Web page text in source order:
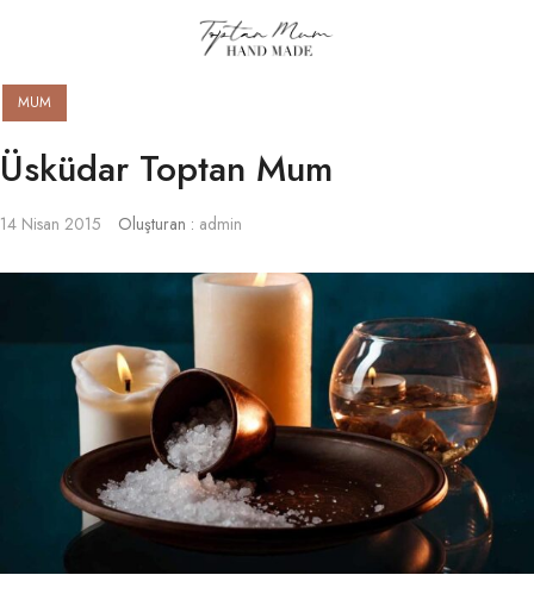
MUM
Üsküdar Toptan Mum
14 Nisan 2015 Oluşturan : admin